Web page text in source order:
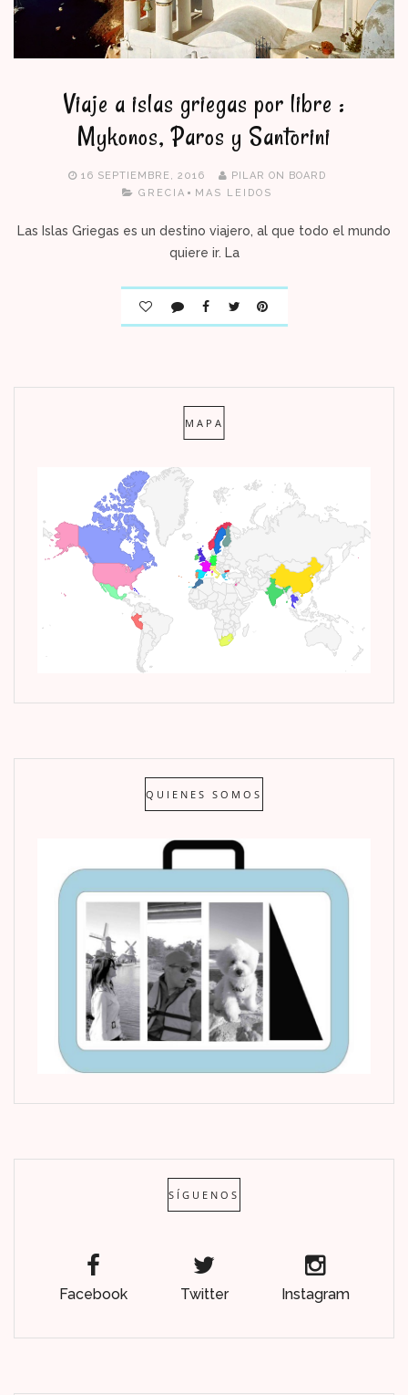
Viaje a islas griegas por libre :
Mykonos, Paros y Santorini
16 SEPTIEMBRE, 2016
PILAR ON BOARD
GRECIA
MAS LEIDOS
Las Islas Griegas es un destino viajero, al que todo el mundo
quiere ir. La
MAPA
QUIENES SOMOS
SÍGUENOS
Facebook Twitter Instagram